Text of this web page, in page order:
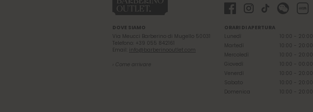
DOVE SIAMO
Via Meucci Barberino di Mugello 50031
Telefono: +39 055 842161
Email: info@barberinooutlet.com
› Come arrivare
ORARI DI APERTURA
Lunedì
10:00 - 20:00
Martedì
10:00 - 20:00
Mercoledì
10:00 - 20:00
Giovedì
10:00 - 00:00
Venerdì
10:00 - 20:00
Sabato
10:00 - 20:00
Domenica
10:00 - 20:00